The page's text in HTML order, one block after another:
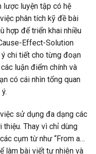
lược luyện tập có hệ
phân tích kỹ đề bài
hợp để triển khai nhiều
Effect-Solution
chi tiết cho từng đoạn
luận điểm chính và
có cái nhìn tổng quan
sử dụng đa dạng các
Thay vì chỉ dùng
cụm từ như “From a…
làm bài viết tự nhiên và